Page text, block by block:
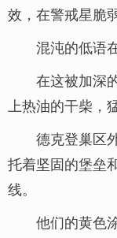
效，在警戒星脆
混沌的低语
在这被加深
上热油的干柴，
德克登巢区
托着坚固的堡垒
线。
他们的黄色